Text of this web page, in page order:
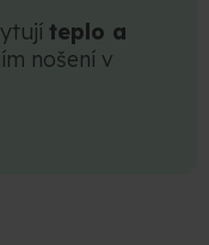
teplo a
nošení v